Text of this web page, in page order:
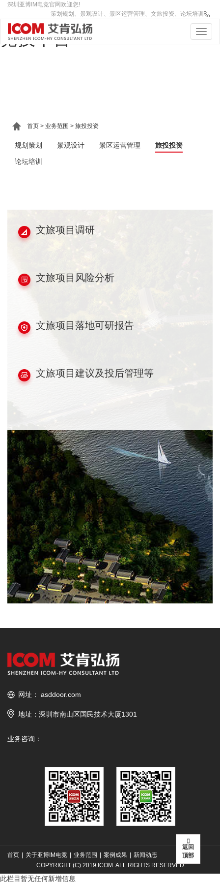
IM(股份有限公司)电竞-电子
竞技平台
深圳亚博IM电竞官网欢迎您!
策划规划、景观设计、景区运营管理、文旅投资、论坛培训
返回
顶部
首页 > 业务范围 > 旅投投资
规划策划 景观设计 景区运营管理 旅投投资
论坛培训
文旅项目调研
文旅项目风险分析
文旅项目落地可研报告
文旅项目建议及投后管理等
网址： asddoor.com
地址：深圳市南山区国民技术大厦1301
业务咨询：
首页 关于亚博IM电竞 业务范围 案例成果
新闻动态
COPYRIGHT (C) 2019 ICOM. ALL RIGHTS RESERVED
此栏目暂无任何新增信息